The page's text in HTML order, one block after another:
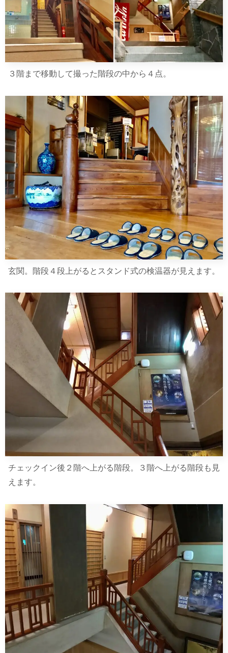
３階まで移動して撮った階段の中から４点。
玄関。階段４段上がるとスタンド式の検温器が見えます。
チェックイン後２階へ上がる階段。３階へ上がる階段も見
えます。